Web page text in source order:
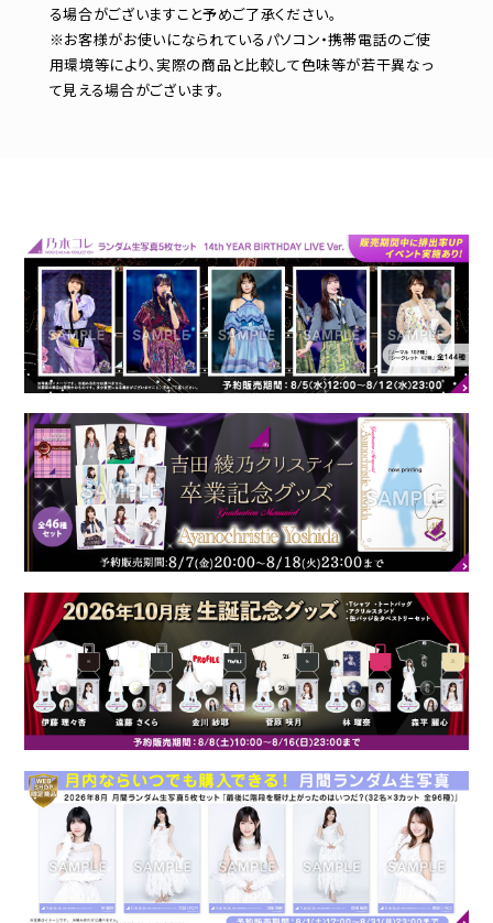
る場合がございますこと予めご了承ください。
※お客様がお使いになられているパソコン・携帯電話のご使
用環境等により、実際の商品と比較して色味等が若干異なっ
て見える場合がございます。